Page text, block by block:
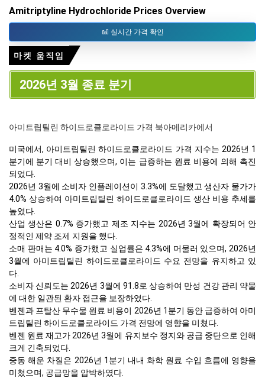
Amitriptyline Hydrochloride Prices Overview
실시간 가격 확인
마켓 움직임
2026년 3월 종료 분기
아미트립틸린 하이드로클로라이드 가격 북아메리카에서
미국에서, 아미트립틸린 하이드로클로라이드 가격 지수는 2026년 1
분기에 분기 대비 상승했으며, 이는 급증하는 원료 비용에 의해 촉진
되었다.
2026년 3월에 소비자 인플레이션이 3.3%에 도달했고 생산자 물가가
4.0% 상승하여 아미트립틸린 하이드로클로라이드 생산 비용 추세를
높였다.
산업 생산은 0.7% 증가했고 제조 지수는 2026년 3월에 확장되어 안
정적인 제약 조제 지원을 했다.
소매 판매는 4.0% 증가했고 실업률은 4.3%에 머물러 있으며, 2026년
3월에 아미트립틸린 하이드로클로라이드 수요 전망을 유지하고 있
다.
소비자 신뢰도는 2026년 3월에 91.8로 상승하여 만성 건강 관리 약물
에 대한 일관된 환자 접근을 보장하였다.
벤젠과 프탈산 무수물 원료 비용이 2026년 1분기 동안 급증하여 아미
트립틸린 하이드로클로라이드 가격 전망에 영향을 미쳤다.
벤젠 원료 재고가 2026년 3월에 유지보수 정지와 공급 중단으로 인해
크게 긴축되었다.
중동 해운 차질은 2026년 1분기 내내 화학 원료 수입 흐름에 영향을
미쳤으며, 공급망을 압박하였다.